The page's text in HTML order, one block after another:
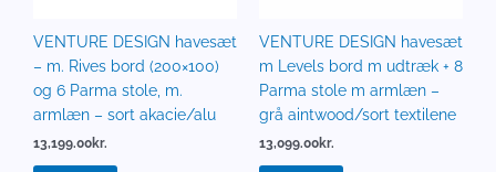
VENTURE DESIGN havesæt
– m. Rives bord (200×100)
og 6 Parma stole, m.
armlæn – sort akacie/alu
13,199.00kr.
VENTURE DESIGN havesæt
m Levels bord m udtræk + 8
Parma stole m armlæn –
grå aintwood/sort textilene
13,099.00kr.